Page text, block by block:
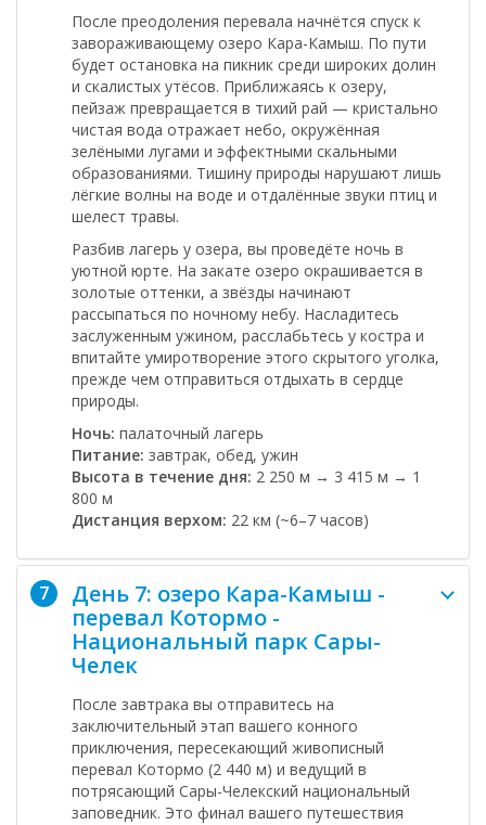
После преодоления перевала начнётся спуск к
завораживающему озеро Кара-Камыш. По пути
будет остановка на пикник среди широких долин
и скалистых утёсов. Приближаясь к озеру,
пейзаж превращается в тихий рай — кристально
чистая вода отражает небо, окружённая
зелёными лугами и эффектными скальными
образованиями. Тишину природы нарушают лишь
лёгкие волны на воде и отдалённые звуки птиц и
шелест травы.
Разбив лагерь у озера, вы проведёте ночь в
уютной юрте. На закате озеро окрашивается в
золотые оттенки, а звёзды начинают
рассыпаться по ночному небу. Насладитесь
заслуженным ужином, расслабьтесь у костра и
впитайте умиротворение этого скрытого уголка,
прежде чем отправиться отдыхать в сердце
природы.
Ночь: палаточный лагерь
Питание: завтрак, обед, ужин
Высота в течение дня: 2 250 м → 3 415 м → 1
800 м
Дистанция верхом: 22 км (~6–7 часов)
День 7: озеро Кара-Камыш -
перевал Котормо -
Национальный парк Сары-
Челек
7
После завтрака вы отправитесь на
заключительный этап вашего конного
приключения, пересекающий живописный
перевал Котормо (2 440 м) и ведущий в
потрясающий Сары-Челекский национальный
заповедник. Это финал вашего путешествия